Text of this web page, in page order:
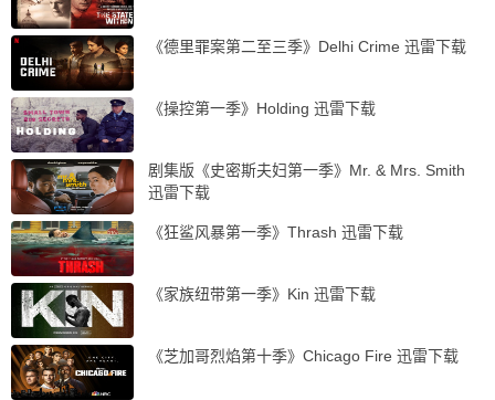
《德里罪案第二至三季》Delhi Crime 迅雷下载
《操控第一季》Holding 迅雷下载
剧集版《史密斯夫妇第一季》Mr. & Mrs. Smith
迅雷下载
《狂鲨风暴第一季》Thrash 迅雷下载
《家族纽带第一季》Kin 迅雷下载
《芝加哥烈焰第十季》Chicago Fire 迅雷下载